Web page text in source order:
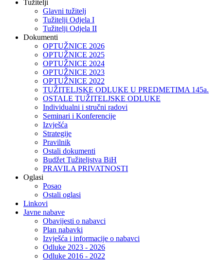
Tužitelji
Glavni tužitelj
Tužitelji Odjela I
Tužitelji Odjela II
Dokumenti
OPTUŽNICE 2026
OPTUŽNICE 2025
OPTUŽNICE 2024
OPTUŽNICE 2023
OPTUŽNICE 2022
TUŽITELJSKE ODLUKE U PREDMETIMA 145a.
OSTALE TUŽITELJSKE ODLUKE
Individualni i stručni radovi
Seminari i Konferencije
Izvješća
Strategije
Pravilnik
Ostali dokumenti
Budžet Tužiteljstva BiH
PRAVILA PRIVATNOSTI
Oglasi
Posao
Ostali oglasi
Linkovi
Javne nabave
Obavijesti o nabavci
Plan nabavki
Izvješća i informacije o nabavci
Odluke 2023 - 2026
Odluke 2016 - 2022